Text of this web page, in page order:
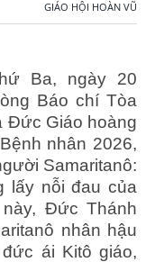
GIÁO HỘI HOÀN VŨ
Ba, ngày 20
Báo chí Tòa
Đức Giáo hoàng
nhân 2026,
Samaritanô:
lấy nỗi đau của
Đức Thánh
nhân hậu
ái Kitô giáo,